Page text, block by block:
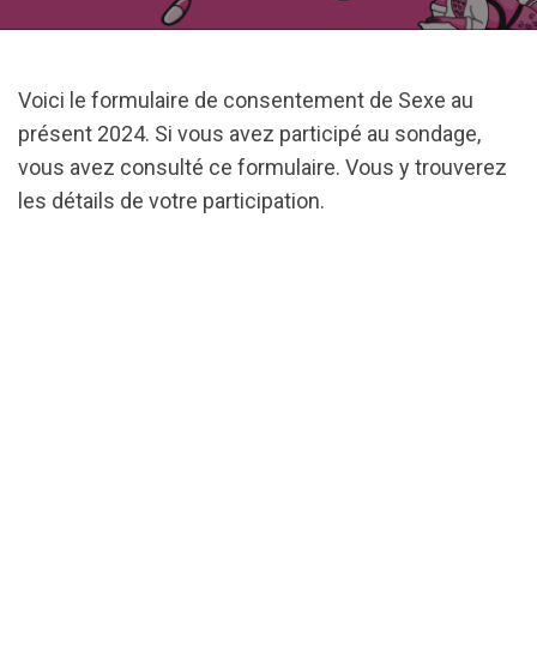
Voici le formulaire de consentement de Sexe au
présent 2024. Si vous avez participé au sondage,
vous avez consulté ce formulaire. Vous y trouverez
les détails de votre participation.